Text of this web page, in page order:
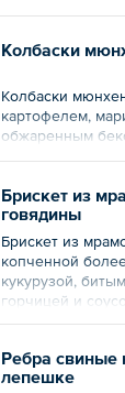
Колбаски
Колбаски
картофелем,
обжаренным
Брискет из
говядины
Брискет из
копченной
кукурузой,
горчицей и
Ребра свиные
лепешке